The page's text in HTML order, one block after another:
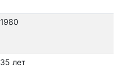
1980
35 лет